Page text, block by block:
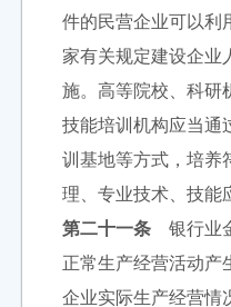
件的民营企业可以利
家有关规定建设企业
施。高等院校、科研
技能培训机构应当通
训基地等方式，培养
理、专业技术、技能
第二十一条 银行业
正常生产经营活动产
企业实际生产经营情